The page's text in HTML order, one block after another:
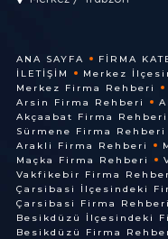
ANA SAYFA FIRMA
İLETIŞIM
Merkez
Merkez Firma Rehberi
Arsin Firma Rehberi
Akçaabat Firma Rehberi
Sürmene Firma Rehberi
Arakli Firma Rehberi
Maçka Firma Rehberi
Vakfikebir Firma
Çarsibasi İlçesindeki
Çarsibasi Firma Rehberi
Besikdüzü İlçesindeki
Besikdüzü Firma